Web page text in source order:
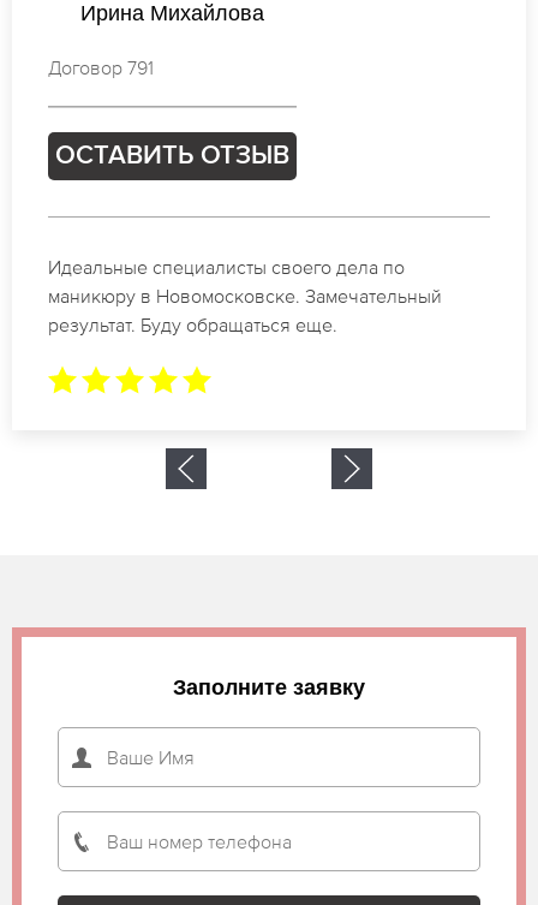
Анастасия Кузнецова
Договор 199
ОСТАВИТЬ ОТЗЫВ
Спасибо огромное. Заказывала маникюр на день
рождение в Новомосковске. За 1.5 часа все было
готово.
Заполните заявку